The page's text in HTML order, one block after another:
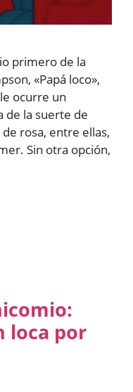
primero de la
«Papá loco»,
ocurre un
de la suerte de
rosa, entre ellas,
Sin otra opción,
loca por